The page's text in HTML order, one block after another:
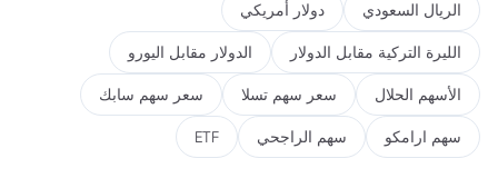
الريال السعودي دولار أمريكي
الليرة التركية مقابل الدولار الدولار مقابل اليورو
الأسهم الحلال سعر سهم تسلا سعر سهم سابك
سهم ارامكو سهم الراجحي ETF